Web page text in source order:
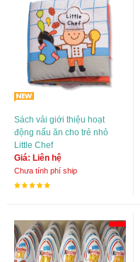
Sách vải giới thiệu hoạt
động nấu ăn cho trẻ nhỏ
Little Chef
Giá: Liên hệ
Chưa tính phí ship